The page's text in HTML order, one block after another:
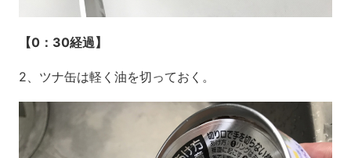
【0：30経過】
2、ツナ缶は軽く油を切っておく。